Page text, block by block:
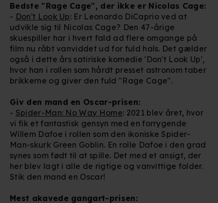
Bedste "Rage Cage", der ikke er Nicolas Cage:
- Don't Look Up: Er Leonardo DiCaprio ved at
udvikle sig til Nicolas Cage? Den 47-årige
skuespiller har i hvert fald ad flere omgange på
film nu råbt vanviddet ud for fuld hals. Det gælder
også i dette års satiriske komedie 'Don't Look Up',
hvor han i rollen som hårdt presset astronom taber
brikkerne og giver den fuld "Rage Cage".
Giv den mand en Oscar-prisen:
- Spider-Man: No Way Home: 2021 blev året, hvor
vi fik et fantastisk gensyn med en forrygende
Willem Dafoe i rollen som den ikoniske Spider-
Man-skurk Green Goblin. En rolle Dafoe i den grad
synes som født til at spille. Det med et ansigt, der
her blev lagt i alle de rigtige og vanvittige folder.
Stik den mand en Oscar!
Mest akavede gangart-prisen: